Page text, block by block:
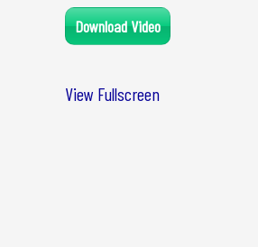
Download Video
View Fullscreen